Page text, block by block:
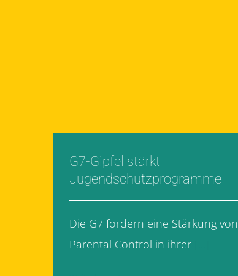
G7-Gipfel stärkt
Jugendschutzprogramme
Die G7 fordern eine Stärkung von
Parental Control in ihrer